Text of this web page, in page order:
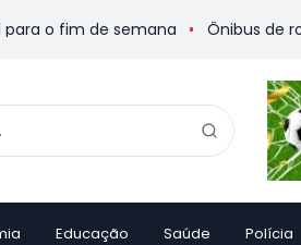
o fim de semana Ônibus de
Educação Saúde Polícia